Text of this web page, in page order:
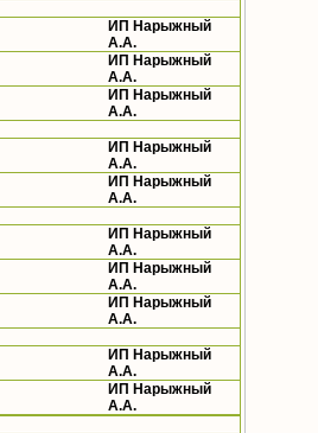
ИП Нарыжный
А.А.
ИП Нарыжный
А.А.
ИП Нарыжный
А.А.
ИП Нарыжный
А.А.
ИП Нарыжный
А.А.
ИП Нарыжный
А.А.
ИП Нарыжный
А.А.
ИП Нарыжный
А.А.
ИП Нарыжный
А.А.
ИП Нарыжный
А.А.